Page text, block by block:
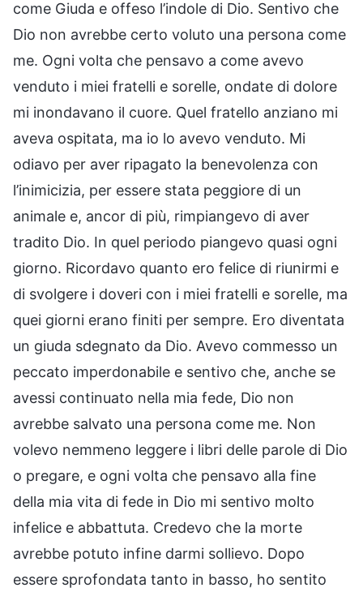
come Giuda e offeso l’indole di Dio. Sentivo che
Dio non avrebbe certo voluto una persona come
me. Ogni volta che pensavo a come avevo
venduto i miei fratelli e sorelle, ondate di dolore
mi inondavano il cuore. Quel fratello anziano mi
aveva ospitata, ma io lo avevo venduto. Mi
odiavo per aver ripagato la benevolenza con
l’inimicizia, per essere stata peggiore di un
animale e, ancor di più, rimpiangevo di aver
tradito Dio. In quel periodo piangevo quasi ogni
giorno. Ricordavo quanto ero felice di riunirmi e
di svolgere i doveri con i miei fratelli e sorelle, ma
quei giorni erano finiti per sempre. Ero diventata
un giuda sdegnato da Dio. Avevo commesso un
peccato imperdonabile e sentivo che, anche se
avessi continuato nella mia fede, Dio non
avrebbe salvato una persona come me. Non
volevo nemmeno leggere i libri delle parole di Dio
o pregare, e ogni volta che pensavo alla fine
della mia vita di fede in Dio mi sentivo molto
infelice e abbattuta. Credevo che la morte
avrebbe potuto infine darmi sollievo. Dopo
essere sprofondata tanto in basso, ho sentito